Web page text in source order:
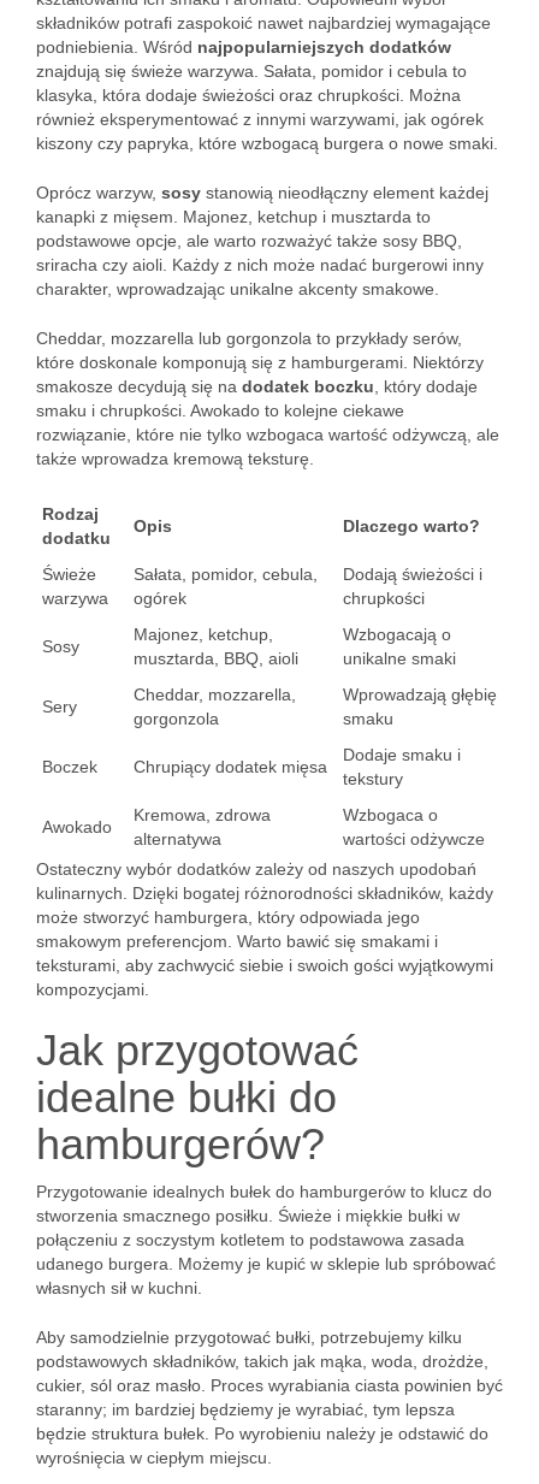
składników potrafi zaspokoić nawet najbardziej wymagające
podniebienia. Wśród najpopularniejszych dodatków
znajdują się świeże warzywa. Sałata, pomidor i cebula to
klasyka, która dodaje świeżości oraz chrupkości. Można
również eksperymentować z innymi warzywami, jak ogórek
kiszony czy papryka, które wzbogacą burgera o nowe smaki.
Oprócz warzyw, sosy stanowią nieodłączny element każdej
kanapki z mięsem. Majonez, ketchup i musztarda to
podstawowe opcje, ale warto rozważyć także sosy BBQ,
sriracha czy aioli. Każdy z nich może nadać burgerowi inny
charakter, wprowadzając unikalne akcenty smakowe.
Cheddar, mozzarella lub gorgonzola to przykłady serów,
które doskonale komponują się z hamburgerami. Niektórzy
smakosze decydują się na dodatek boczku , który dodaje
smaku i chrupkości. Awokado to kolejne ciekawe
rozwiązanie, które nie tylko wzbogaca wartość odżywczą, ale
także wprowadza kremową teksturę.
Rodzaj
dodatku
Opis Dlaczego warto?
Świeże
warzywa
Sałata, pomidor, cebula,
ogórek
Dodają świeżości i
chrupkości
Sosy
Majonez, ketchup,
musztarda, BBQ, aioli
Wzbogacają o
unikalne smaki
Sery
Cheddar, mozzarella,
gorgonzola
Wprowadzają głębię
smaku
Boczek Chrupiący dodatek mięsa
Dodaje smaku i
tekstury
Awokado
Kremowa, zdrowa
alternatywa
Wzbogaca o
wartości odżywcze
Ostateczny wybór dodatków zależy od naszych upodobań
kulinarnych. Dzięki bogatej różnorodności składników, każdy
może stworzyć hamburgera, który odpowiada jego
smakowym preferencjom. Warto bawić się smakami i
teksturami, aby zachwycić siebie i swoich gości wyjątkowymi
kompozycjami.
Jak przygotować
idealne bułki do
hamburgerów?
Przygotowanie idealnych bułek do hamburgerów to klucz do
stworzenia smacznego posiłku. Świeże i miękkie bułki w
połączeniu z soczystym kotletem to podstawowa zasada
udanego burgera. Możemy je kupić w sklepie lub spróbować
własnych sił w kuchni.
Aby samodzielnie przygotować bułki, potrzebujemy kilku
podstawowych składników, takich jak mąka, woda, drożdże,
cukier, sól oraz masło. Proces wyrabiania ciasta powinien być
staranny; im bardziej będziemy je wyrabiać, tym lepsza
będzie struktura bułek. Po wyrobieniu należy je odstawić do
wyrośnięcia w ciepłym miejscu.